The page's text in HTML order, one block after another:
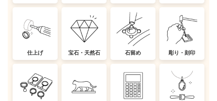
仕上げ 宝石・天然石 石留め 彫り・刻印